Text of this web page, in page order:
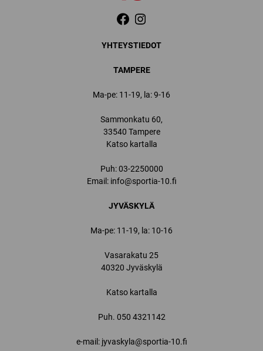
YHTEYSTIEDOT
TAMPERE
Ma-pe: 11-19, la: 9-16
Sammonkatu 60,
33540 Tampere
Katso kartalla
Puh:03-2250000
Email: info@sportia-10.fi
JYVÄSKYLÄ
Ma-pe: 11-19, la: 10-16
Vasarakatu 25
40320 Jyväskylä
Katso kartalla
Puh. 050 4321142
e-mail: jyvaskyla@sportia-10.fi